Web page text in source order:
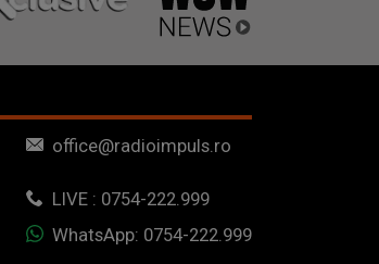
office@radioimpuls.ro
LIVE : 0754-222.999
WhatsApp: 0754-222.999